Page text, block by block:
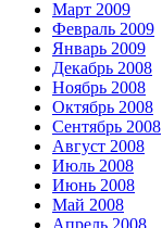
Март 2009
Февраль 2009
Январь 2009
Декабрь 2008
Ноябрь 2008
Октябрь 2008
Сентябрь 2008
Август 2008
Июль 2008
Июнь 2008
Май 2008
Апрель 2008